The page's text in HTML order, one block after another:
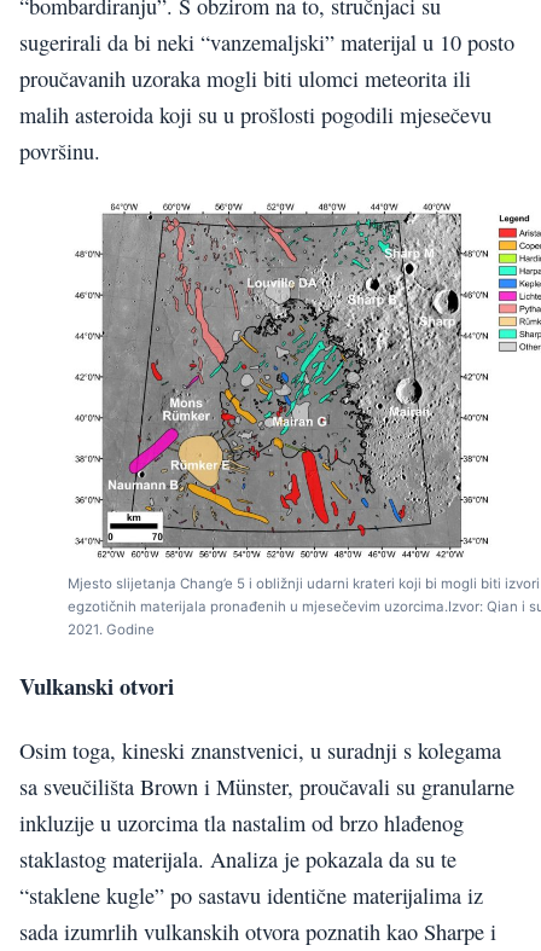
“bombardiranju”. S obzirom na to, stručnjaci su
sugerirali da bi neki “vanzemaljski” materijal u 10 posto
proučavanih uzoraka mogli biti ulomci meteorita ili
malih asteroida koji su u prošlosti pogodili mjesečevu
površinu.
Mjesto slijetanja Chang’e 5 i obližnji udarni krateri koji bi mogli biti izvori
egzotičnih materijala pronađenih u mjesečevim uzorcima.Izvor: Qian i
2021. Godine
Vulkanski otvori
Osim toga, kineski znanstvenici, u suradnji s kolegama
sa sveučilišta Brown i Münster, proučavali su granularne
inkluzije u uzorcima tla nastalim od brzo hlađenog
staklastog materijala. Analiza je pokazala da su te
“staklene kugle” po sastavu identične materijalima iz
sada izumrlih vulkanskih otvora poznatih kao Sharpe i